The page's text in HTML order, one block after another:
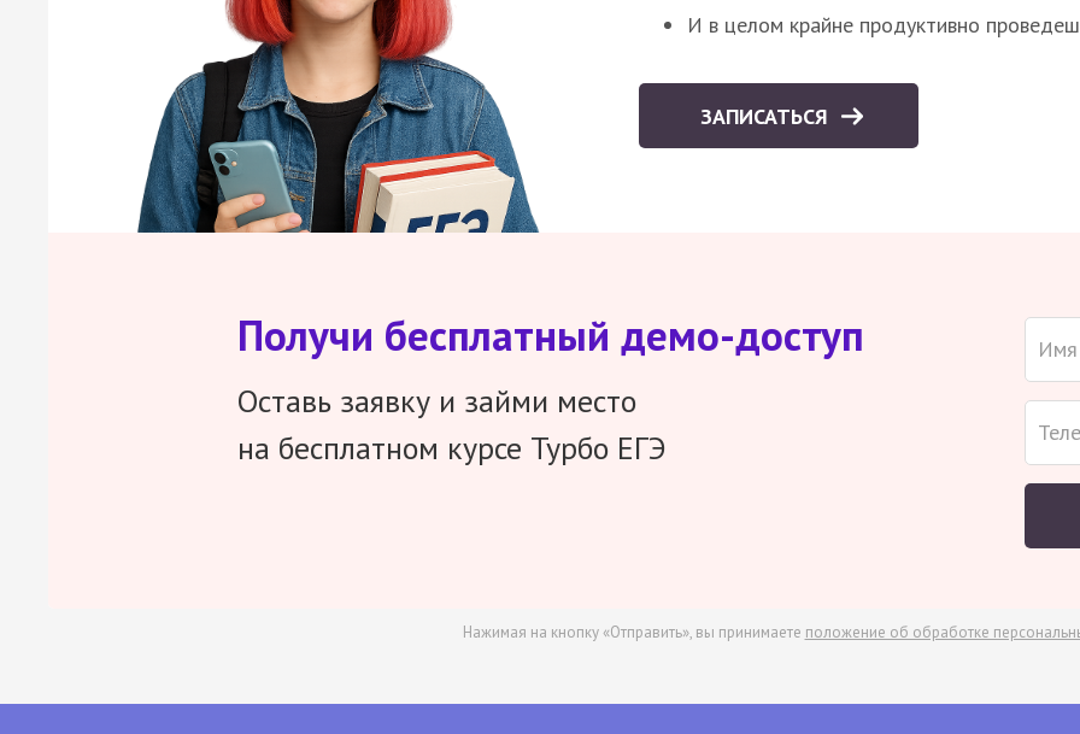
И в целом крайне продуктивно
ЗАПИСАТЬСЯ
Получи бесплатный демо-доступ
Оставь заявку и займи место
на бесплатном курсе Турбо ЕГЭ
Нажимая на кнопку «Отправить», вы принимаете положение об обработке